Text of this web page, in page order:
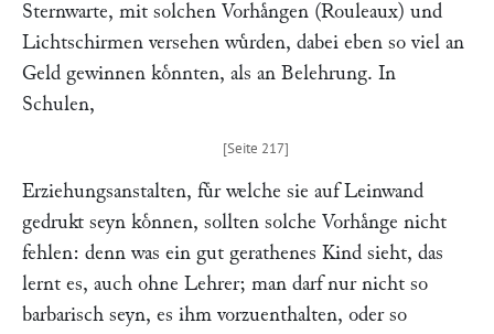
Sternwarte, mit solchen Vorhaͤngen (Rouleaux) und
Lichtschirmen versehen wuͤrden, dabei eben so viel an
Geld gewinnen koͤnnten, als an Belehrung. In
Schulen,
Erziehungsanstalten, fuͤr welche sie auf Leinwand
gedrukt seyn koͤnnen, sollten solche Vorhaͤnge nicht
fehlen: denn was ein gut gerathenes Kind sieht, das
lernt es, auch ohne Lehrer; man darf nur nicht so
barbarisch seyn, es ihm vorzuenthalten, oder so